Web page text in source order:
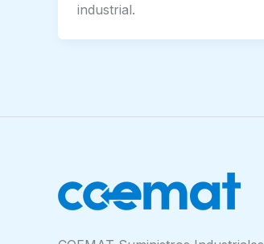
industrial.